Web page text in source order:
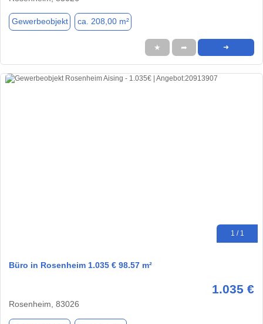
Gewerbeobjekt ca. 208,00 m²
★ ➦ ➜
1 / 1
Büro in Rosenheim 1.035 € 98.57 m²
1.035 €
Rosenheim, 83026